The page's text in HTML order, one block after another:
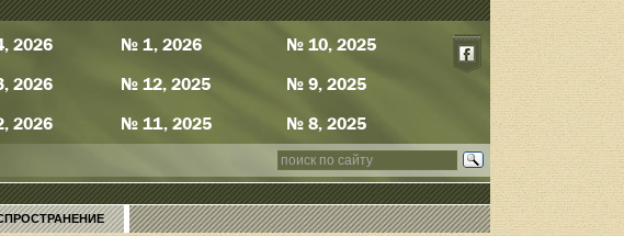
2026
2026
2026
№ 1, 2026
№ 12, 2025
№ 11, 2025
№ 10, 2025
№ 9, 2025
№ 8, 2025